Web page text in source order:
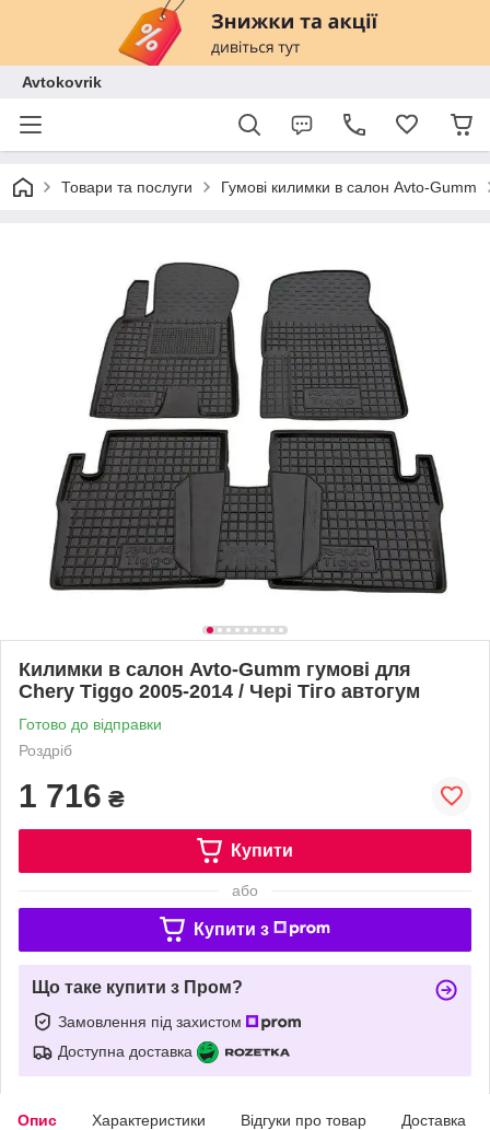
Avtokovrik
Товари та послуги Гумові килимки в салон Avto-Gumm
Килимки в салон Avto-Gumm гумові для
Chery Tiggo 2005-2014 / Чері Тіго автогум
Готово до відправки
Роздріб
1 716 ₴
Купити
або
Купити з
Що таке купити з Пром?
Замовлення під захистом
Доступна доставка
Опис Характеристики Відгуки про товар Доставка